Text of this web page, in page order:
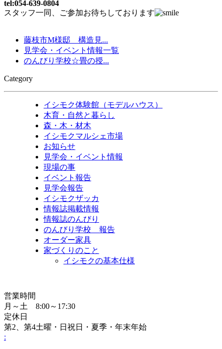
tel:054-639-0804
スタッフ一同、ご参加お待ちしております
藤枝市M様邸 構造見...
見学会・イベント情報一覧
のんびり学校☆畳の授...
Category
イシモク体験館（モデルハウス）
木育・自然と暮らし
森・木・材木
イシモクマルシェ市場
お知らせ
見学会・イベント情報
現場の事
イベント報告
見学会報告
イシモクザッカ
情報誌掲載情報
情報誌のんびり
のんびり学校 報告
オーダー家具
家づくりのこと
イシモクの基本仕様
営業時間
月～土 8:00～17:30
定休日
第2、第4土曜・日祝日・夏季・年末年始
: